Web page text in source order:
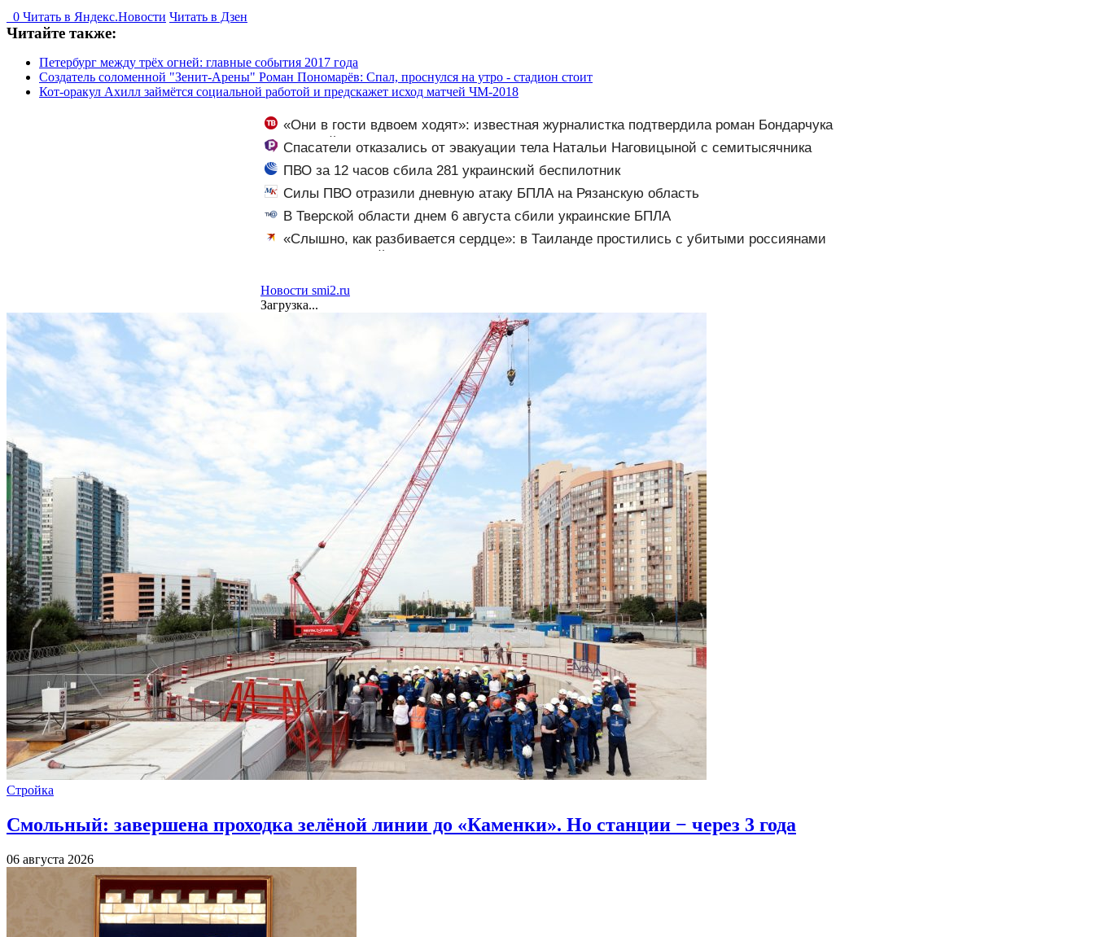
0 Читать в Яндекс.Новости Читать в Дзен
Читайте также:
Петербург между трёх огней: главные события 2017 года
Создатель соломенной "Зенит-Арены" Роман Пономарёв: Спал, проснулся на утро - стадион стоит
Кот-оракул Ахилл займётся социальной работой и предскажет исход матчей ЧМ-2018
«Они в гости вдвоем ходят»: известная журналистка подтвердила роман Бондарчука
и Исаковой
Спасатели отказались от эвакуации тела Натальи Наговицыной с семитысячника
ПВО за 12 часов сбила 281 украинский беспилотник
Силы ПВО отразили дневную атаку БПЛА на Рязанскую область
В Тверской области днем 6 августа сбили украинские БПЛА
«Слышно, как разбивается сердце»: в Таиланде простились с убитыми россиянами
Романом и Дианой
Новости smi2.ru
Загрузка...
Стройка
Смольный: завершена проходка зелёной линии до «Каменки». Но станции − через 3 года
06 августа 2026